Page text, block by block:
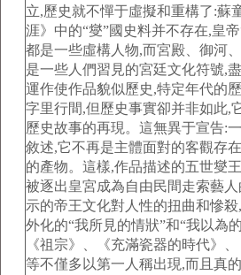
立,歷史就不憚于虛擬和重構了:蘇
涯》中的“燮”國史料并不存在,皇
都是一些虛構人物,而宮殿、御河
是一些人們習見的宮廷文化符號,
運作使作品貌似歷史,特定年代的
字里行間,但歷史事實卻并非如此,
歷史故事的再現。這無異于宣告:
敘述,它不再是主體面對的客觀存
的產物。這樣,作品描述的五世燮
被逐出皇宮成為自由民間走索藝
示的帝王文化對人性的扭曲和慘
外化的“我所見的情狀”和“我以為
《祖宗》、《充滿瓷器的時代》
等不僅多以第一人稱出現,而且真